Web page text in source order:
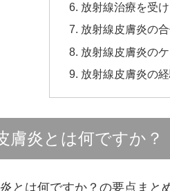
放射線治療を受
放射線皮膚炎の
放射線皮膚炎の
放射線皮膚炎の
膚炎とは何ですか？